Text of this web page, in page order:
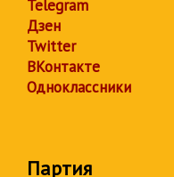
Telegram
Дзен
Twitter
ВКонтакте
Одноклассники
Партия